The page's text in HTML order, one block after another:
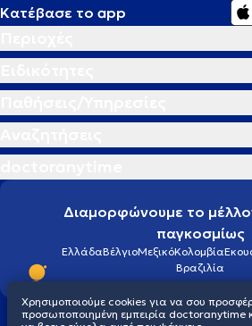
Κατέβασε το app
Διαμορφώνουμε το
παγκοσμίως
ΕλλάδαΒέλγιοΜεξικόΚολομβία
Βραζιλία
Χρησιμοποιούμε cookies για να σου
προσωποποιημένη εμπειρία doctoranytime